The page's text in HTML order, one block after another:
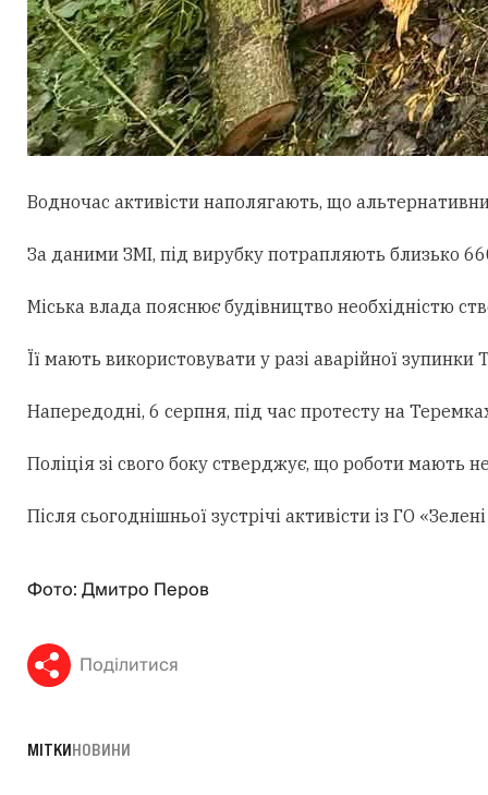
Водночас активісти наполягають, що
За даними ЗМІ, під вирубку потрапляють близько
Міська влада пояснює будівництво необхідністю
Її мають використовувати у разі аварійної
Напередодні, 6 серпня, під час протесту на
Поліція зі свого боку стверджує, що роботи мають
Після сьогоднішньої зустрічі активісти із ГО
Фото: Дмитро Перов
Поділитися
МІТКИНОВИНИ